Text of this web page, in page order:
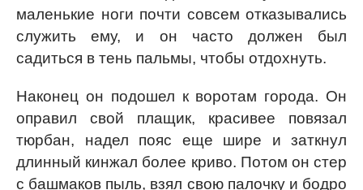
маленькие ноги почти совсем отказывались
служить ему, и он часто должен был
садиться в тень пальмы, чтобы отдохнуть.
Наконец он подошел к воротам города. Он
оправил свой плащик, красивее повязал
тюрбан, надел пояс еще шире и заткнул
длинный кинжал более криво. Потом он стер
с башмаков пыль, взял свою палочку и бодро